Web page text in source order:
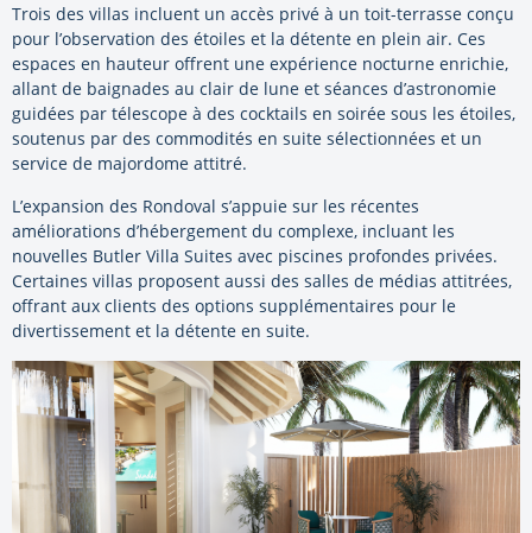
Trois des villas incluent un accès privé à un toit-terrasse conçu
pour l’observation des étoiles et la détente en plein air. Ces
espaces en hauteur offrent une expérience nocturne enrichie,
allant de baignades au clair de lune et séances d’astronomie
guidées par télescope à des cocktails en soirée sous les étoiles,
soutenus par des commodités en suite sélectionnées et un
service de majordome attitré.
L’expansion des Rondoval s’appuie sur les récentes
améliorations d’hébergement du complexe, incluant les
nouvelles Butler Villa Suites avec piscines profondes privées.
Certaines villas proposent aussi des salles de médias attitrées,
offrant aux clients des options supplémentaires pour le
divertissement et la détente en suite.